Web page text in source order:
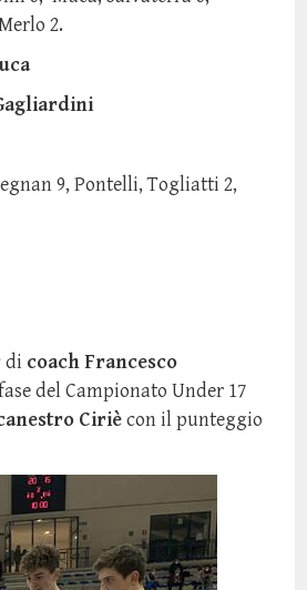
2.
9, Pontelli, Togliatti 2,
di coach Francesco
del Campionato Under 17
Ciriècon il punteggio